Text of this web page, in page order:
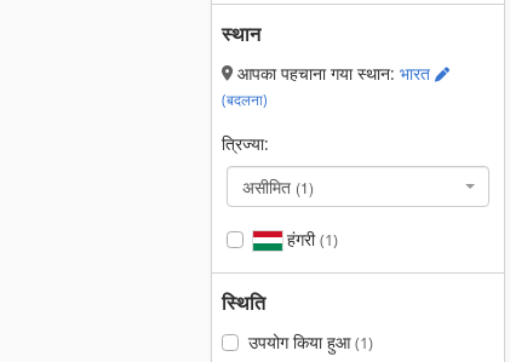
स्थान
आपका पहचाना गया स्थान: भारत
(बदलना)
त्रिज्या:
असीमित (1)
हंगरी(1)
स्थिति
उपयोग किया हुआ(1)